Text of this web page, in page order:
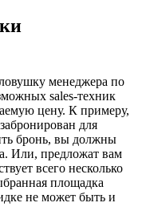
менеджера по
sales-техник
цену. К примеру,
для
бронь, вы должны
Или, предложат вам
всего несколько
площадка
не может быть и